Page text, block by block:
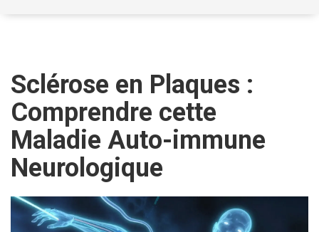
Sclérose en Plaques :
Comprendre cette
Maladie Auto-immune
Neurologique